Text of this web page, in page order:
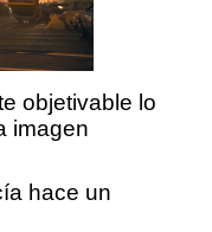
objetivable lo
imagen
hace un